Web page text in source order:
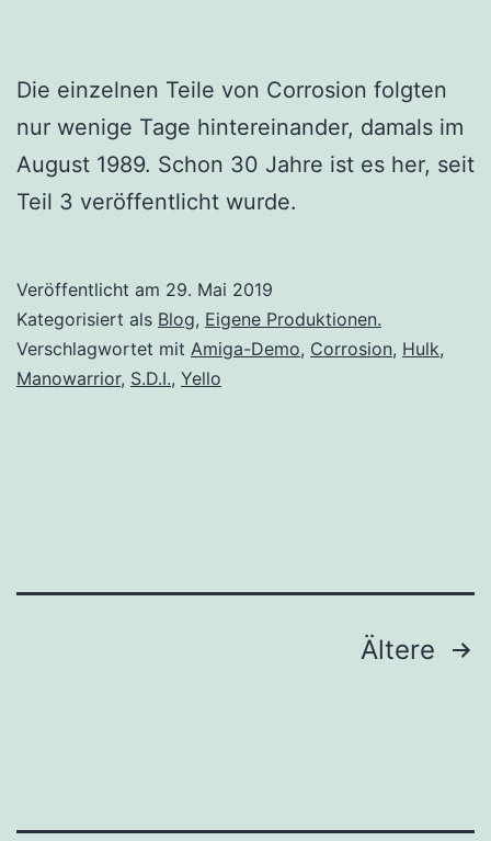
Die einzelnen Teile von Corrosion folgten
nur wenige Tage hintereinander, damals im
August 1989. Schon 30 Jahre ist es her, seit
Teil 3 veröffentlicht wurde.
Veröffentlicht am 29. Mai 2019
Kategorisiert als Blog, Eigene Produktionen.
Verschlagwortet mit Amiga-Demo, Corrosion, Hulk,
Manowarrior, S.D.I., Yello
Seitennummerierung
Ältere